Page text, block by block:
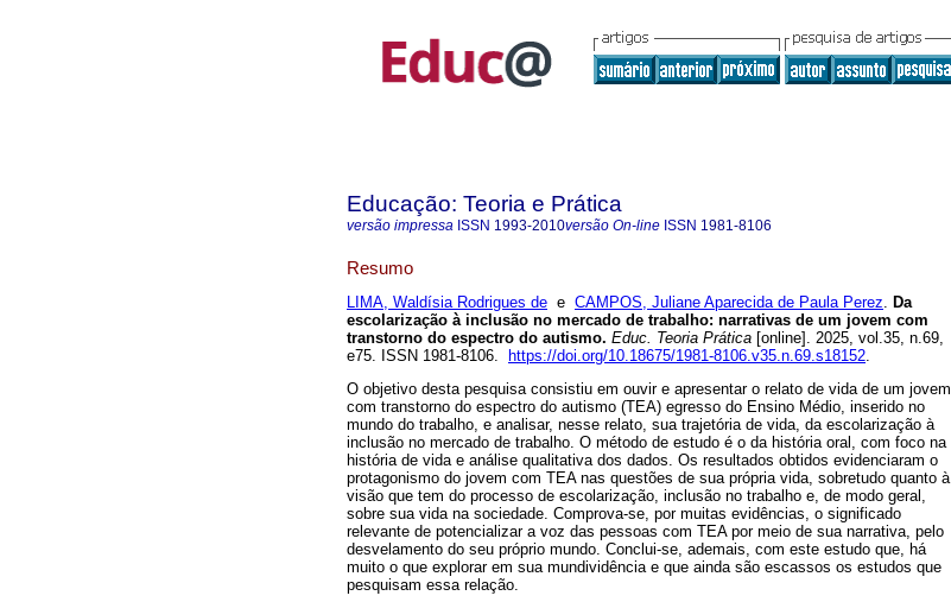
Educação: Teoria e Prática
versão impressa ISSN 1993-2010versão On-line ISSN 1981-8106
Resumo
LIMA, Waldísia Rodrigues de e CAMPOS, Juliane Aparecida de Paula Perez. Da
escolarização à inclusão no mercado de trabalho: narrativas de um jovem com
transtorno do espectro do autismo. Educ. Teoria Prática [online]. 2025, vol.35, n.69,
e75. ISSN 1981-8106.
https://doi.org/10.18675/1981-8106.v35.n.69.s18152.
O objetivo desta pesquisa consistiu em ouvir e apresentar o relato de vida de um jovem
com transtorno do espectro do autismo (TEA) egresso do Ensino Médio, inserido no
mundo do trabalho, e analisar, nesse relato, sua trajetória de vida, da escolarização à
inclusão no mercado de trabalho. O método de estudo é o da história oral, com foco na
história de vida e análise qualitativa dos dados. Os resultados obtidos evidenciaram o
protagonismo do jovem com TEA nas questões de sua própria vida, sobretudo quanto à
visão que tem do processo de escolarização, inclusão no trabalho e, de modo geral,
sobre sua vida na sociedade. Comprova-se, por muitas evidências, o significado
relevante de potencializar a voz das pessoas com TEA por meio de sua narrativa, pelo
desvelamento do seu próprio mundo. Conclui-se, ademais, com este estudo que, há
muito o que explorar em sua mundividência e que ainda são escassos os estudos que
pesquisam essa relação.